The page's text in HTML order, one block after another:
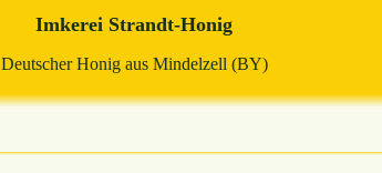
Imkerei Strandt-Honig
Deutscher Honig aus Mindelzell (BY)